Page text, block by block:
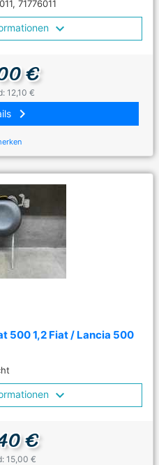
71776011
€
12,10 €
keyboard_arrow_right
500 1,2 Fiat / Lancia 500
€
15,00 €